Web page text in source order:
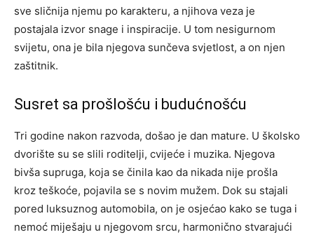
sve sličnija njemu po karakteru, a njihova veza je
postajala izvor snage i inspiracije. U tom nesigurnom
svijetu, ona je bila njegova sunčeva svjetlost, a on njen
zaštitnik.
Susret sa prošlošću i budućnošću
Tri godine nakon razvoda, došao je dan mature. U školsko
dvorište su se slili roditelji, cvijeće i muzika. Njegova
bivša supruga, koja se činila kao da nikada nije prošla
kroz teškoće, pojavila se s novim mužem. Dok su stajali
pored luksuznog automobila, on je osjećao kako se tuga i
nemoć miješaju u njegovom srcu, harmonično stvarajući